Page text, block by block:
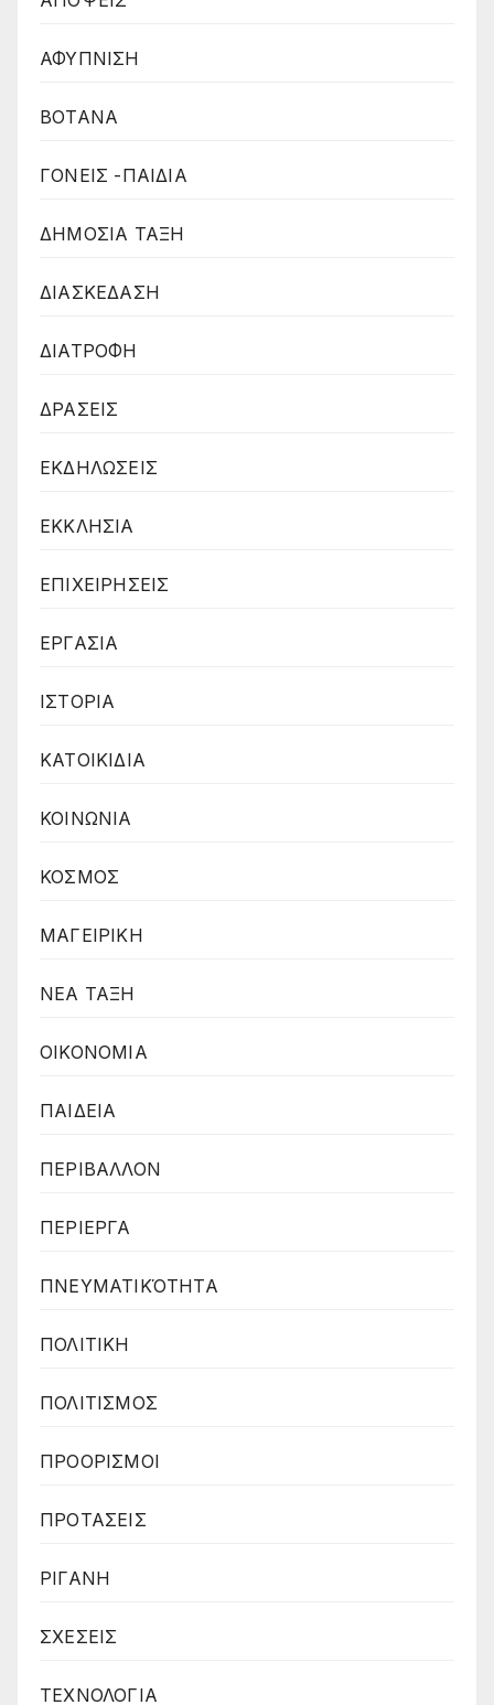
ΑΦΥΠΝΙΣΗ
ΒΟΤΑΝΑ
ΓΟΝΕΙΣ -ΠΑΙΔΙΑ
ΔΗΜΟΣΙΑ ΤΑΞΗ
ΔΙΑΣΚΕΔΑΣΗ
ΔΙΑΤΡΟΦΗ
ΔΡΑΣΕΙΣ
ΕΚΔΗΛΩΣΕΙΣ
ΕΚΚΛΗΣΙΑ
ΕΠΙΧΕΙΡΗΣΕΙΣ
ΕΡΓΑΣΙΑ
ΙΣΤΟΡΙΑ
ΚΑΤΟΙΚΙΔΙΑ
ΚΟΙΝΩΝΙΑ
ΚΟΣΜΟΣ
ΜΑΓΕΙΡΙΚΗ
ΝΕΑ ΤΑΞΗ
ΟΙΚΟΝΟΜΙΑ
ΠΑΙΔΕΙΑ
ΠΕΡΙΒΑΛΛΟΝ
ΠΕΡΙΕΡΓΑ
ΠΝΕΥΜΑΤΙΚΌΤΗΤΑ
ΠΟΛΙΤΙΚΗ
ΠΟΛΙΤΙΣΜΟΣ
ΠΡΟΟΡΙΣΜΟΙ
ΠΡΟΤΑΣΕΙΣ
ΡΙΓΑΝΗ
ΣΧΕΣΕΙΣ
ΤΕΧΝΟΛΟΓΙΑ